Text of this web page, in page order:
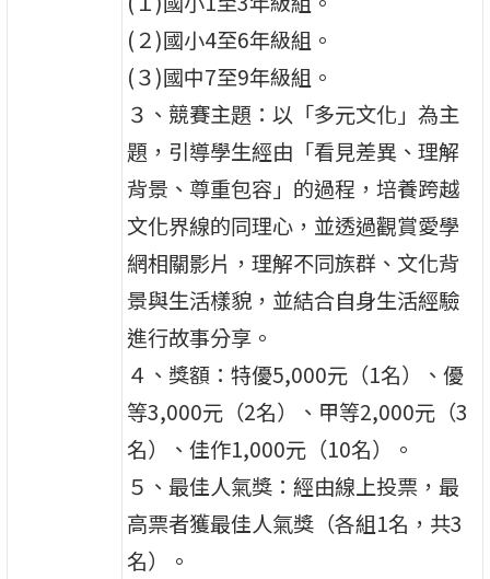
(２)國小4至6年級組。
(３)國中7至9年級組。
３、競賽主題：以「多元文化」為主
題，引導學生經由「看見差異、理解
背景、尊重包容」的過程，培養跨越
文化界線的同理心，並透過觀賞愛學
網相關影片，理解不同族群、文化背
景與生活樣貌，並結合自身生活經驗
進行故事分享。
４、獎額：特優5,000元（1名）、優
等3,000元（2名）、甲等2,000元（3
名）、佳作1,000元（10名）。
５、最佳人氣獎：經由線上投票，最
高票者獲最佳人氣獎（各組1名，共3
名）。